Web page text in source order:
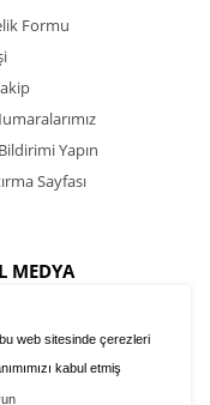
web sitesinde çerezleri
kabul etmiş
Formu
Yapın
Sayfası
MEDYA